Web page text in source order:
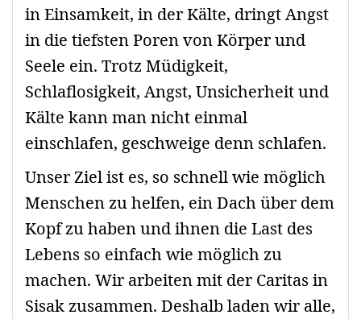
in Einsamkeit, in der Kälte, dringt Angst
in die tiefsten Poren von Körper und
Seele ein. Trotz Müdigkeit,
Schlaflosigkeit, Angst, Unsicherheit und
Kälte kann man nicht einmal
einschlafen, geschweige denn schlafen.
Unser Ziel ist es, so schnell wie möglich
Menschen zu helfen, ein Dach über dem
Kopf zu haben und ihnen die Last des
Lebens so einfach wie möglich zu
machen. Wir arbeiten mit der Caritas in
Sisak zusammen. Deshalb laden wir alle,